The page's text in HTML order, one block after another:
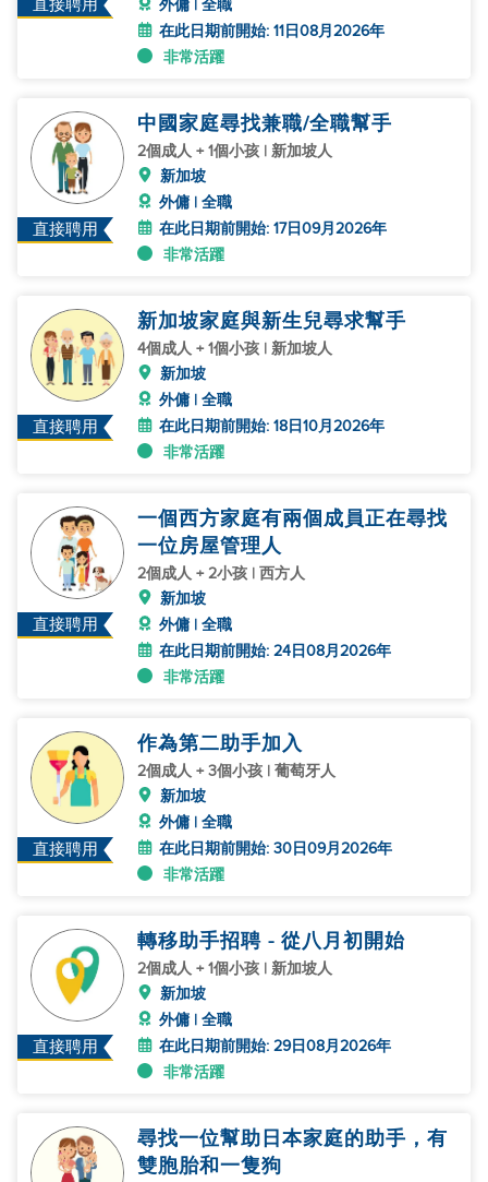
直接聘用
外傭 | 全職
在此日期前開始: 11日08月2026年
非常活躍
直接聘用
中國家庭尋找兼職/全職幫手
2個成人 + 1個小孩 | 新加坡人
新加坡
外傭 | 全職
在此日期前開始: 17日09月2026年
非常活躍
直接聘用
新加坡家庭與新生兒尋求幫手
4個成人 + 1個小孩 | 新加坡人
新加坡
外傭 | 全職
在此日期前開始: 18日10月2026年
非常活躍
直接聘用
一個西方家庭有兩個成員正在尋找
一位房屋管理人
2個成人 + 2小孩 | 西方人
新加坡
外傭 | 全職
在此日期前開始: 24日08月2026年
非常活躍
直接聘用
作為第二助手加入
2個成人 + 3個小孩 | 葡萄牙人
新加坡
外傭 | 全職
在此日期前開始: 30日09月2026年
非常活躍
直接聘用
轉移助手招聘 - 從八月初開始
2個成人 + 1個小孩 | 新加坡人
新加坡
外傭 | 全職
在此日期前開始: 29日08月2026年
非常活躍
尋找一位幫助日本家庭的助手，有
雙胞胎和一隻狗